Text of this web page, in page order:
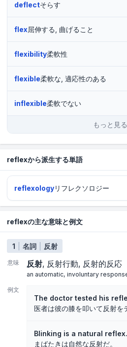
deflectそらす
flex屈伸する, 曲げること
flexibility柔軟性
flexible柔軟な, 適応性のある
inflexible柔軟でない
もっと見る
reflexから派生する単語
reflexologyリフレクソロジー
reflexの主な意味と例文
1 名詞 反射
意味 反射 反射行動 反射的反応
an automatic, involuntary
例文
The doctor tested his
医者は彼の膝を叩いて反射を
Blinking is a natural reflex.
まばたきは自然な反射だ。